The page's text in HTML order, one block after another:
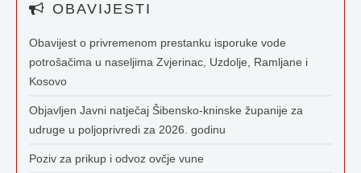
OBAVIJESTI
Obavijest o privremenom prestanku isporuke vode
potrošačima u naseljima Zvjerinac, Uzdolje, Ramljane i
Kosovo
Objavljen Javni natječaj Šibensko-kninske županije za
udruge u poljoprivredi za 2026. godinu
Poziv za prikup i odvoz ovčje vune